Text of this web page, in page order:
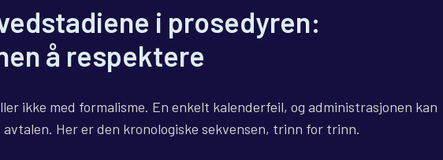
i prosedyren:
å respektere
ikke med formalisme. En enkelt kalenderfeil, og administrasjonen kan
avtalen. Her er den kronologiske sekvensen, trinn for trinn.